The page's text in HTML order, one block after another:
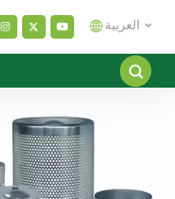
العربية
español
العربية